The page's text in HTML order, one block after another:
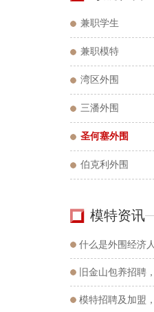
兼职学生
兼职模特
湾区外围
三潘外围
圣何塞外围
伯克利外围
模特资讯
什么是外围经济
的外围圈经纪人？
旧金山包养招聘
招在校学生或有正
模特招聘及加盟